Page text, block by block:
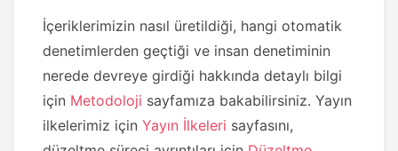
İçeriklerimizin nasıl üretildiği, hangi otomatik
denetimlerden geçtiği ve insan denetiminin
nerede devreye girdiği hakkında detaylı bilgi
için Metodoloji sayfamıza bakabilirsiniz. Yayın
ilkelerimiz için Yayın İlkeleri sayfasını,